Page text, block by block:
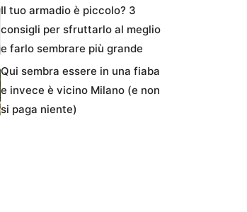
Il tuo armadio è piccolo? 3
consigli per sfruttarlo al meglio
e farlo sembrare più grande
Qui sembra essere in una fiaba
e invece è vicino Milano (e non
si paga niente)